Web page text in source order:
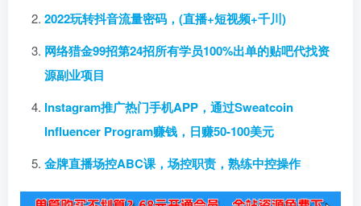
2022玩转抖音流量密码，(直播+短视频+千川)
网络猎金99招第24招所有学员100%出单的贴吧代找资
源副业项目
Instagram推广热门手机APP，通过Sweatcoin
Influencer Program赚钱，日赚50-100美元
金牌直播场控ABC课，场控职责，熟练中控操作